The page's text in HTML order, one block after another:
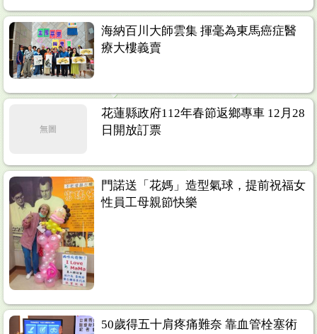
海納百川大師雲集 揮毫為東馬癌症醫
療大樓義賣
無圖
花蓮縣政府112年春節返鄉專車 12月28
日開放訂票
門諾送「花媽」造型氣球，提前祝福女
性員工母親節快樂
50歲得五十肩疼痛難奈 靠血管栓塞術